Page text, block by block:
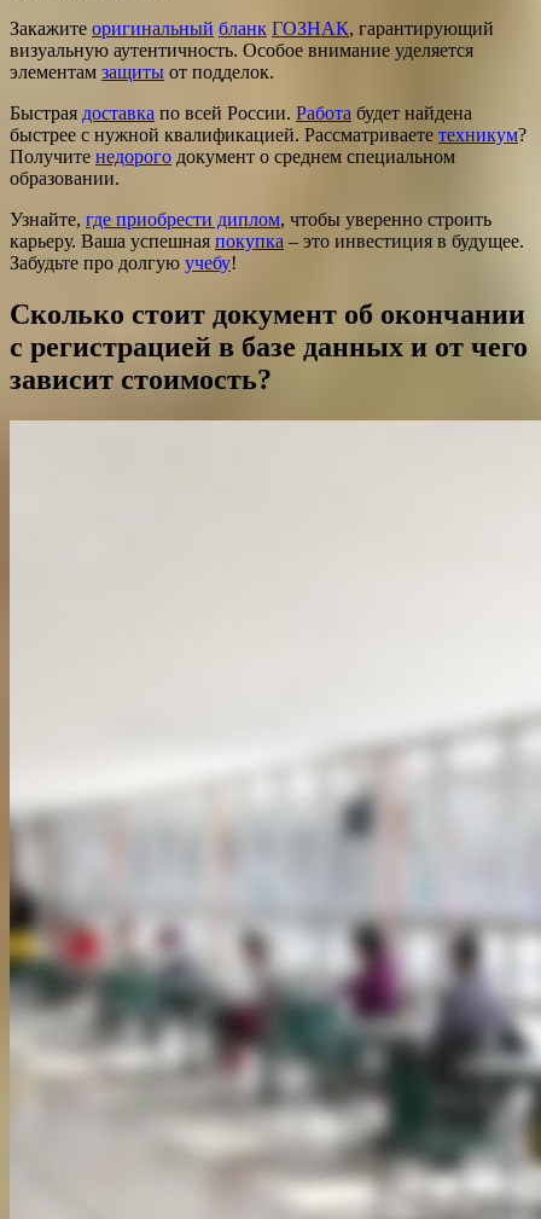
Закажите оригинальный бланк ГОЗНАК, гарантирующий
визуальную аутентичность. Особое внимание уделяется
элементам защиты от подделок.
Быстрая доставка по всей России. Работа будет найдена
быстрее с нужной квалификацией. Рассматриваете техникум?
Получите недорого документ о среднем специальном
образовании.
Узнайте, где приобрести диплом, чтобы уверенно строить
карьеру. Ваша успешная покупка – это инвестиция в будущее.
Забудьте про долгую учебу!
Сколько стоит документ об окончании
с регистрацией в базе данных и от чего
зависит стоимость?